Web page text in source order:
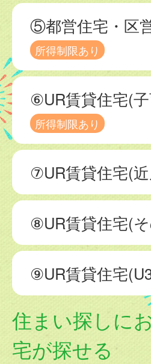
⑤都営住宅・区
所得制限あり
⑥UR賃貸住宅(
所得制限あり
⑦UR賃貸住宅(
⑧UR賃貸住宅(
⑨UR賃貸住宅
住まい探しに
宅が探せる